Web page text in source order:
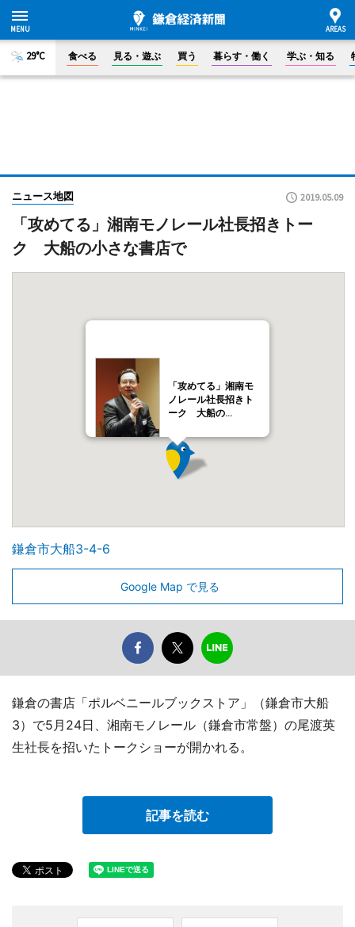
29°C 食べる 見る・遊ぶ 買う 暮らす・働く 学ぶ・知る
ニュース地図 2019.05.09
「攻めてる」湘南モノレール社長招きトー
ク 大船の小さな書店で
「攻めてる」湘南モ
ノレール社長招きト
ーク 大船の…
鎌倉市大船3-4-6
Google Map で見る
鎌倉の書店「ポルベニールブックストア」（鎌倉市大船
3）で5月24日、湘南モノレール（鎌倉市常盤）の尾渡英
生社長を招いたトークショーが開かれる。
記事を読む